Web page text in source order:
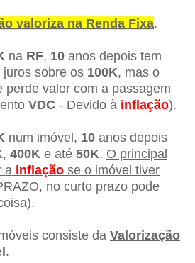
valoriza na Renda Fixa.
na RF, 10 anos depois tem
juros sobre os 100K, mas o
perde valor com a passagem
VDC - Devido à inflação).
num imóvel, 10 anos depois
, 400K e até 50K. O principal
a inflação se o imóvel tiver
no curto prazo pode
consiste da Valorização
.